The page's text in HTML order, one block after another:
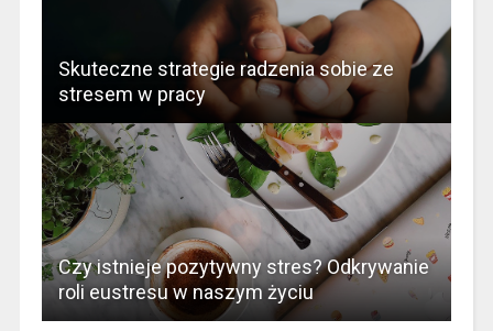
Skuteczne strategie radzenia sobie ze
stresem w pracy
Czy istnieje pozytywny stres? Odkrywanie
roli eustresu w naszym życiu